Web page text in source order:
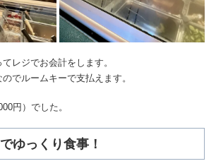
レジでお会計をします。
でルームキーで支払えます。
円）でした。
ゆっくり食事！